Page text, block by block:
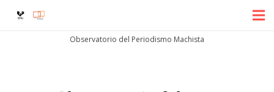
Observatorio del Periodismo Machista